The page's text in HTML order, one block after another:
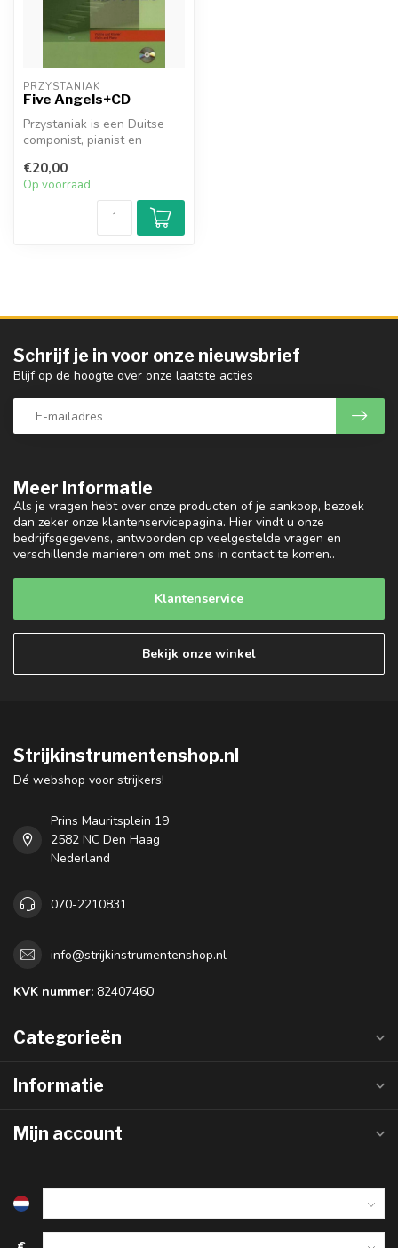
PRZYSTANIAK
Five Angels+CD
Przystaniak is een Duitse
componist, pianist en
pub...
€20,00
Op voorraad
Meer informatie
Als je vragen hebt over onze producten of je aankoop, bezoek
dan zeker onze klantenservicepagina. Hier vindt u onze
bedrijfsgegevens, antwoorden op veelgestelde vragen en
verschillende manieren om met ons in contact te komen..
Klantenservice
Bekijk onze winkel
Schrijf je in voor onze nieuwsbrief
Blijf op de hoogte over onze laatste acties
Strijkinstrumentenshop.nl
Dé webshop voor strijkers!
Prins Mauritsplein 19
2582 NC Den Haag
Nederland
070-2210831
info@strijkinstrumentenshop.nl
KVK nummer: 82407460
Categorieën
Informatie
Mijn account